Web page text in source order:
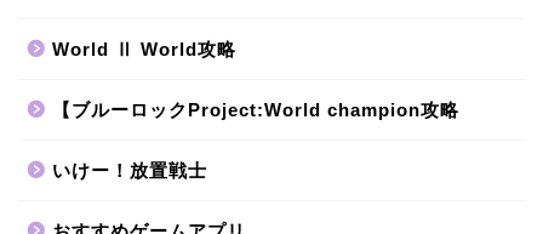
World Ⅱ World攻略
【ブルーロックProject:World champion攻略
いけー！放置戦士